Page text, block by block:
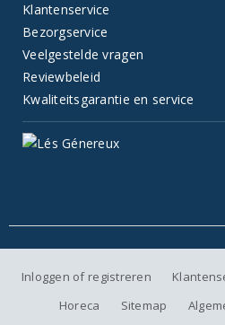
Klantenservice
Bezorgservice
Veelgestelde vragen
Reviewbeleid
Kwaliteitsgarantie en service
Inloggen of registreren
Horeca
Sitemap